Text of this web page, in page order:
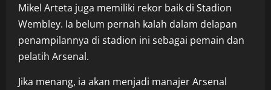
Mikel Arteta juga memiliki rekor baik di Stadion
Wembley. Ia belum pernah kalah dalam delapan
penampilannya di stadion ini sebagai pemain dan
pelatih Arsenal.
Jika menang, ia akan menjadi manajer Arsenal